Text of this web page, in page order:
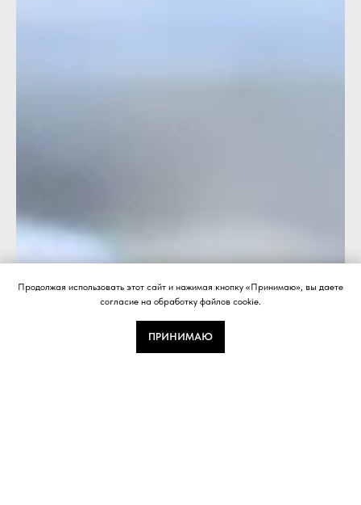
Продолжая использовать этот сайт и нажимая кнопку «Принимаю», вы даете
согласие на обработку файлов cookie.
ПРИНИМАЮ